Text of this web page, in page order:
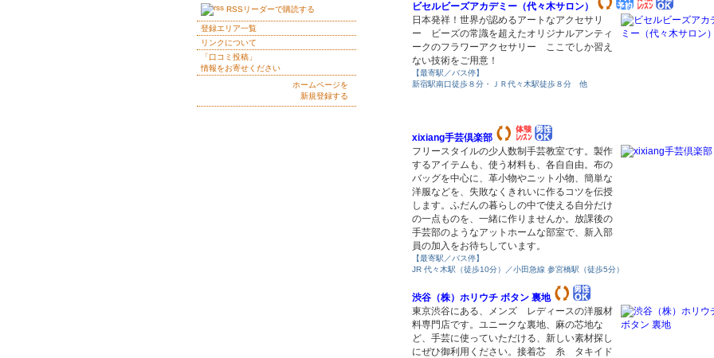
ビセルビーズアカデミー（代々木サロン）
日本発祥！世界が認めるアートなアクセサリ
ー ビーズの常識を超えたオリジナルアンティ
ークのフラワーアクセサリー ここでしか習え
ない技術をご用意！
【最寄駅／バス停】
新宿駅南口徒歩８分・ＪＲ代々木駅徒歩８分 他
xixiang手芸倶楽部
フリースタイルの少人数制手芸教室です。製作
するアイテムも、使う材料も、各自自由。布の
バッグを中心に、革小物やニット小物、簡単な
洋服などを、失敗なくきれいに作るコツを伝授
します。ふだんの暮らしの中で使える自分だけ
の一点ものを、一緒に作りませんか。放課後の
手芸部のようなアットホームな部室で、新入部
員の加入をお待ちしています。
【最寄駅／バス停】
JR 代々木駅（徒歩10分）／小田急線 参宮橋駅（徒歩5分）
渋谷（株）ホリウチ ボタン 裏地
東京渋谷にある、メンズ レディースの洋服材
料専門店です。ユニークな裏地、麻の芯地な
ど、手芸に使っていただける、新しい素材探し
にぜひ御利用ください。接着芯 糸 タキイド
RSSリーダーで購読する
登録エリア一覧
リンクについて
「口コミ投稿」
情報をお寄せください
ホームページを
新規登録する